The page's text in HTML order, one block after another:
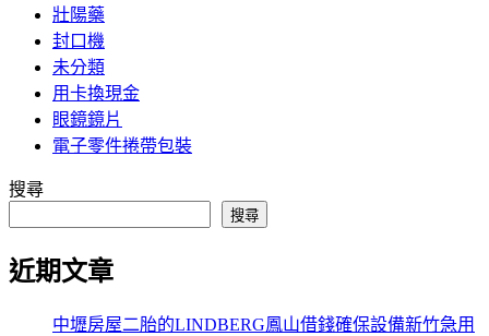
壯陽藥
封口機
未分類
用卡換現金
眼鏡鏡片
電子零件捲帶包裝
搜尋
搜尋
近期文章
中壢房屋二胎的LINDBERG鳳山借錢確保設備新竹急用